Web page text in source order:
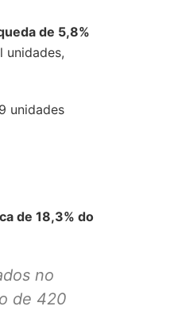
de 5,8%
unidades,
unidades
de 18,3% do
no
de 420